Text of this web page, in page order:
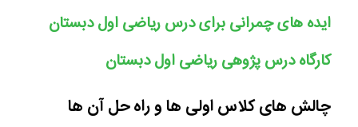
ایده های چمرانی برای درس ریاضی اول دبستان
کارگاه درس پژوهی ریاضی اول دبستان
چالش های کلاس اولی ها و راه حل آن ها